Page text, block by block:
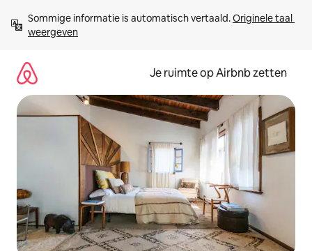
direct
naar
Sommige informatie is automatisch vertaald. Originele taal
weergeven
Je ruimte op Airbnb zetten